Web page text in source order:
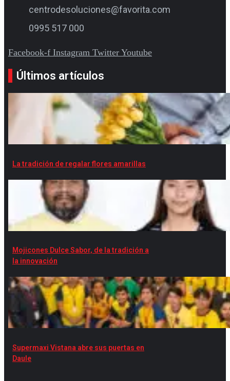
centrodesoluciones@favorita.com
0995 517 000
Facebook-f Instagram Twitter Youtube
Últimos artículos
La tradición de regalar flores amarillas
Mojicones Dulce Sabor, de la tradición a
la innovación
Supermaxi Vistana abre sus puertas en
Daule